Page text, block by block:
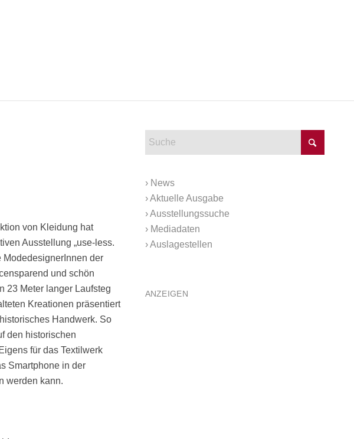
von Kleidung hat
Ausstellung „use-less.
ModedesignerInnen der
und schön
23 Meter langer Laufsteg
Kreationen präsentiert
Handwerk. So
den historischen
für das Textilwerk
Smartphone in der
werden kann.
› News
›Aktuelle Ausgabe
›Ausstellungssuche
› Mediadaten
›Auslagestellen
ANZEIGEN